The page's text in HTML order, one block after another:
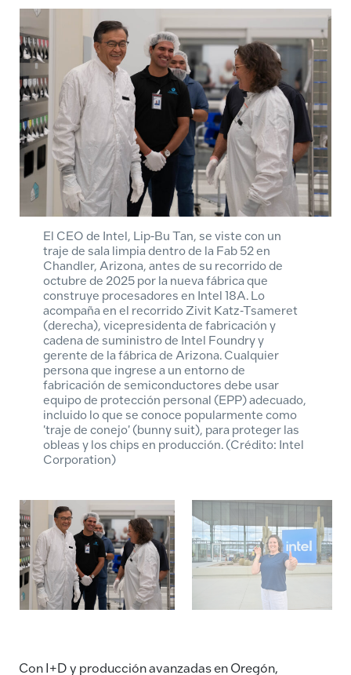
El CEO de Intel, Lip-Bu Tan, se viste con un
traje de sala limpia dentro de la Fab 52 en
Chandler, Arizona, antes de su recorrido de
octubre de 2025 por la nueva fábrica que
construye procesadores en Intel 18A. Lo
acompaña en el recorrido Zivit Katz-Tsameret
(derecha), vicepresidenta de fabricación y
cadena de suministro de Intel Foundry y
gerente de la fábrica de Arizona. Cualquier
persona que ingrese a un entorno de
fabricación de semiconductores debe usar
equipo de protección personal (EPP) adecuado,
incluido lo que se conoce popularmente como
'traje de conejo' (bunny suit), para proteger las
obleas y los chips en producción. (Crédito: Intel
Corporation)
Con I+D y producción avanzadas en Oregón,